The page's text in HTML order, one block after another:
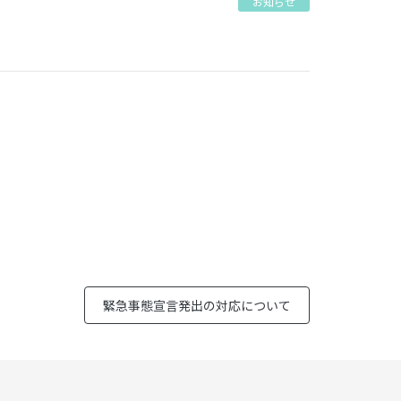
緊急事態宣言発出の対応について